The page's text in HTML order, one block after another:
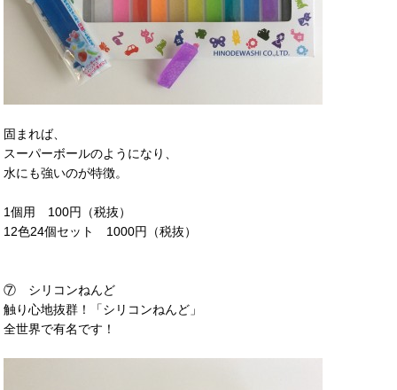
固まれば、
スーパーボールのようになり、
水にも強いのが特徴。
1個用 100円（税抜）
12色24個セット 1000円（税抜）
⑦ シリコンねんど
触り心地抜群！「シリコンねんど」
全世界で有名です！